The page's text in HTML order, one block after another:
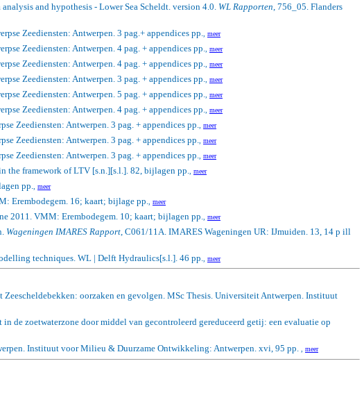
and hypothesis - Lower Sea Scheldt. version 4.0. WL Rapporten , 756_05. Flanders
Zeediensten: Antwerpen. 3 pag.+ appendices pp. meer
Zeediensten: Antwerpen. 4 pag. + appendices pp. meer
Zeediensten: Antwerpen. 4 pag. + appendices pp. meer
Zeediensten: Antwerpen. 3 pag. + appendices pp. meer
Zeediensten: Antwerpen. 5 pag. + appendices pp. meer
Zeediensten: Antwerpen. 4 pag. + appendices pp. meer
Zeediensten: Antwerpen. 3 pag. + appendices pp. meer
Zeediensten: Antwerpen. 3 pag. + appendices pp. meer
Zeediensten: Antwerpen. 3 pag. + appendices pp. meer
the framework of LTV [s.n.][s.l.]. 82, bijlagen pp. meer
pp. meer
Erembodegem. 16; kaart; bijlage pp. meer
2011. VMM: Erembodegem. 10; kaart; bijlagen pp. meer
Wageningen IMARES Rapport , C061/11A. IMARES Wageningen UR: IJmuiden. 13, 14 p ill
techniques. WL | Delft Hydraulics[s.l.]. 46 pp. meer
oorzaken en gevolgen. MSc Thesis. Universiteit Antwerpen. Instituut
de zoetwaterzone door middel van gecontroleerd gereduceerd getij: een evaluatie op
Instituut voor Milieu & Duurzame Ontwikkeling: Antwerpen. xvi, 95 pp. meer